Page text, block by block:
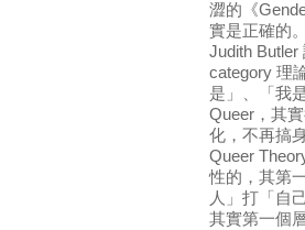
澀的《
實是正確的
Judith Butler
category 理
是」、「我
Queer，其
化，不再搞
Queer
性的，其第
人」打「自
其實第一個